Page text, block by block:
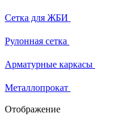
Сетка для ЖБИ
Рулонная сетка
Арматурные каркасы
Металлопрокат
Отображение